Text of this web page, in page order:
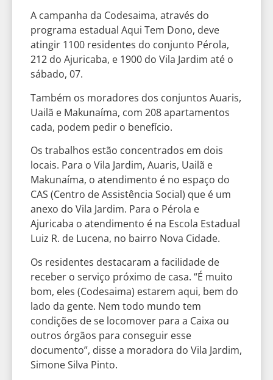
A campanha da Codesaima, através do
programa estadual Aqui Tem Dono, deve
atingir 1100 residentes do conjunto Pérola,
212 do Ajuricaba, e 1900 do Vila Jardim até o
sábado, 07.
Também os moradores dos conjuntos Auaris,
Uailã e Makunaíma, com 208 apartamentos
cada, podem pedir o benefício.
Os trabalhos estão concentrados em dois
locais. Para o Vila Jardim, Auaris, Uailã e
Makunaíma, o atendimento é no espaço do
CAS (Centro de Assistência Social) que é um
anexo do Vila Jardim. Para o Pérola e
Ajuricaba o atendimento é na Escola Estadual
Luiz R. de Lucena, no bairro Nova Cidade.
Os residentes destacaram a facilidade de
receber o serviço próximo de casa. “É muito
bom, eles (Codesaima) estarem aqui, bem do
lado da gente. Nem todo mundo tem
condições de se locomover para a Caixa ou
outros órgãos para conseguir esse
documento”, disse a moradora do Vila Jardim,
Simone Silva Pinto.